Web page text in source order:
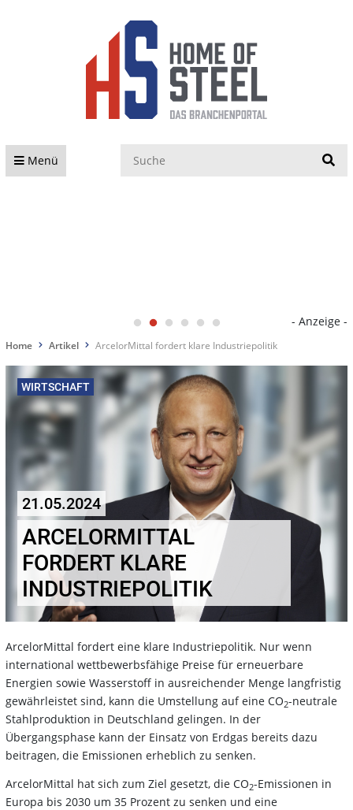
Menü
- Anzeige -
Home Artikel ArcelorMittal fordert klare Industriepolitik
WIRTSCHAFT
21.05.2024
ARCELORMITTAL
FORDERT KLARE
INDUSTRIEPOLITIK
ArcelorMittal fordert eine klare Industriepolitik. Nur wenn
international wettbewerbsfähige Preise für erneuerbare
Energien sowie Wasserstoff in ausreichender Menge langfristig
gewährleistet sind, kann die Umstellung auf eine CO2-neutrale
Stahlproduktion in Deutschland gelingen. In der
Übergangsphase kann der Einsatz von Erdgas bereits dazu
beitragen, die Emissionen erheblich zu senken.
ArcelorMittal hat sich zum Ziel gesetzt, die CO2-Emissionen in
Europa bis 2030 um 35 Prozent zu senken und eine